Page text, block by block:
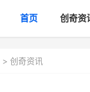
首页 创奇资
> 创奇资讯